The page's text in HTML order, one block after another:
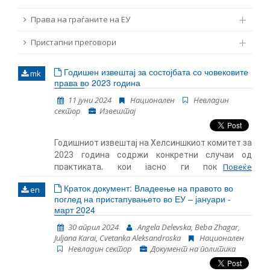
Права на граѓаните на ЕУ
Пристапни преговори
mk
Годишен извештај за состојбата со човековите
права во 2023 година
11 јуни 2024 Национален
Невладин
сектор
Извештај
Годишниот извештај на Хелсиншкиот комитет за
2023 година содржи конкретни случаи од
практиката, кои јасно ги покажуваат
влија- ние врз правата на граѓаните во земјата.
Повеќе
en
Краток документ: Владеење на правото во
поглед на пристапувањето во ЕУ – јануари -
март 2024
30 април 2024
Angela Delevska, Beba Zhagar,
Juljana Karai, Cvetanka Aleksandroska
Национален
Невладин сектор
Документ на политика